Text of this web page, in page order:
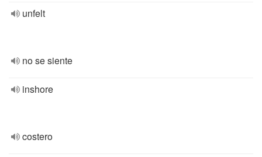
unfelt
no se siente
inshore
costero